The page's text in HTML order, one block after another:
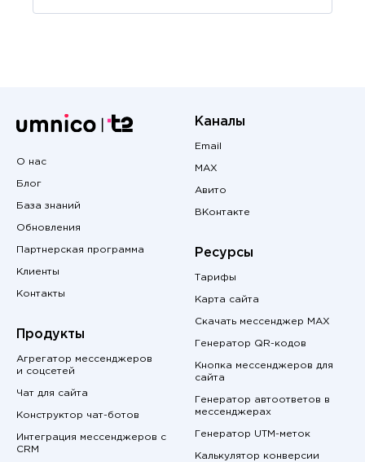
О нас
Блог
База знаний
Обновления
Партнерская программа
Клиенты
Контакты
Продукты
Агрегатор мессенджеров
и соцсетей
Чат для сайта
Конструктор чат-ботов
Интеграция мессенджеров с
CRM
Каналы
Email
MAX
Авито
ВКонтакте
Ресурсы
Тарифы
Карта сайта
Скачать мессенджер MAX
Генератор QR-кодов
Кнопка мессенджеров для
сайта
Генератор автоответов в
мессенджерах
Генератор UTM-меток
Калькулятор конверсии